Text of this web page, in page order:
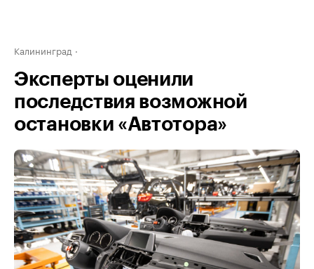
Калининград
Эксперты оценили
последствия возможной
остановки «Автотора»